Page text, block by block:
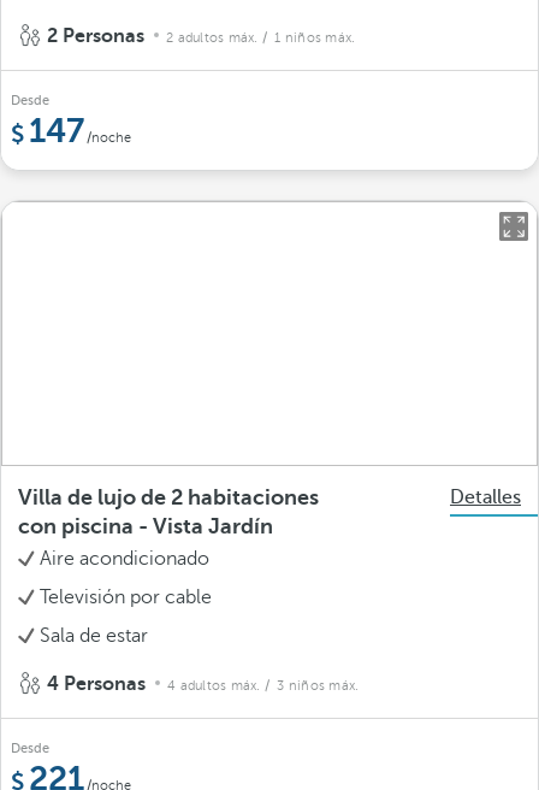
2 Personas 2 adultos máx. / 1 niños máx.
Desde
147 /noche
Villa de lujo de 2 habitaciones
con piscina - Vista Jardín
Detalles
Aire acondicionado
Televisión por cable
Sala de estar
4 Personas 4 adultos máx. / 3 niños máx.
Desde
221 /noche